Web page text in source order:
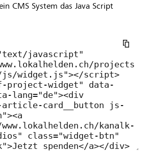
CMS System das Java Script